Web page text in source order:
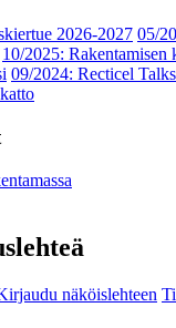
2026-2027 05/
10/2025: Rakentamisen
09/2024: Recticel
näköislehteen